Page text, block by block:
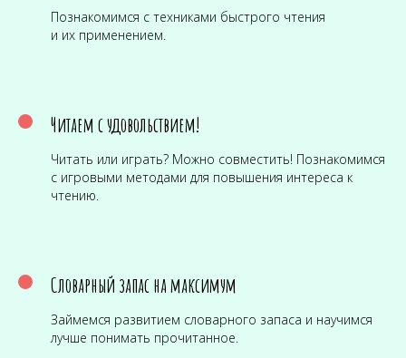
Познакомимся с техниками быстрого чтения
и их применением.
Читаем с удовольствием!
Читать или играть? Можно совместить! Познакомимся
с игровыми методами для повышения интереса к
чтению.
Словарный запас на максимум
Займемся развитием словарного запаса и научимся
лучше понимать прочитанное.